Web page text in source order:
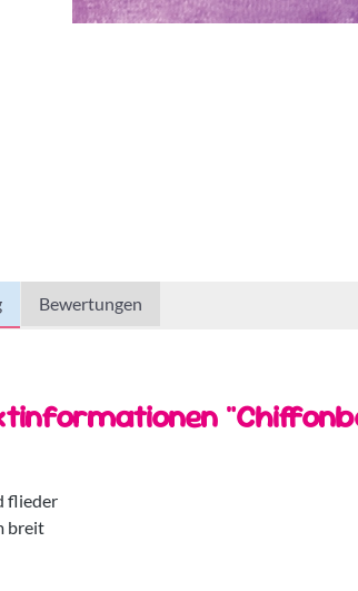
Bewertungen
flieder
breit